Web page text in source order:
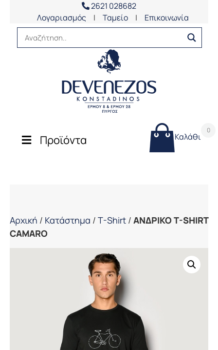
2621 028682
Λογαριασμός
| Ταμείο | Επικοινωνία
Καλάθι
0
Προϊόντα
Αρχική / Κατάστημα / T-Shirt / ΑΝΔΡΙΚΟ T-SHIRT
CAMARO